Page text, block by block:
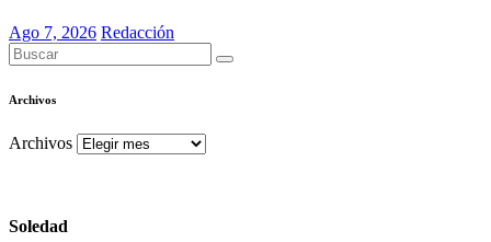
Ago 7, 2026 Redacción
Archivos
Archivos
Soledad